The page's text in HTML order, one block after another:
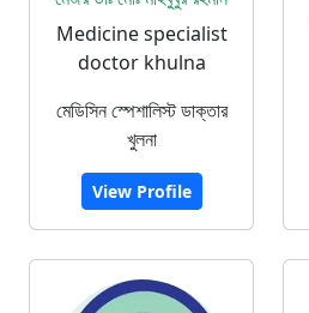
Medicine specialist
doctor khulna
মেডিসিন স্পেশালিস্ট ডাক্তার
খুলনা
View Profile